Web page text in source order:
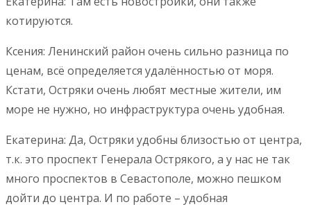
котируются.
Ксения: Ленинский район очень сильно разница по
ценам, всё определяется удалённостью от моря.
Кстати, Остряки очень любят местные жители, им
море не нужно, но инфраструктура очень удобная.
Екатерина: Да, Остряки удобны близостью от центра,
т.к. это проспект Генерала Острякого, а у нас не так
много проспектов в Севастополе, можно пешком
дойти до центра. И по работе – удобная